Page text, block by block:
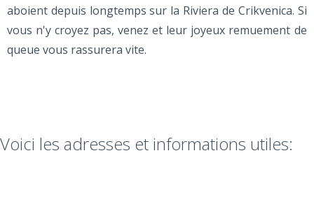
aboient depuis longtemps sur la Riviera de Crikvenica. Si
vous n'y croyez pas, venez et leur joyeux remuement de
queue vous rassurera vite.
Voici les adresses et informations utiles: